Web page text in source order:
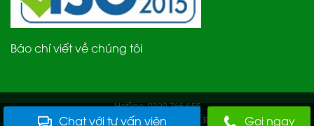
Báo chí viết về chúng tôi
Hotline: 0399.766.655
Bản quyền thuộc Công ty TNHH Thương mại Bách Hóa Môi Trường
Chat với tư vấn viên Gọi ngay